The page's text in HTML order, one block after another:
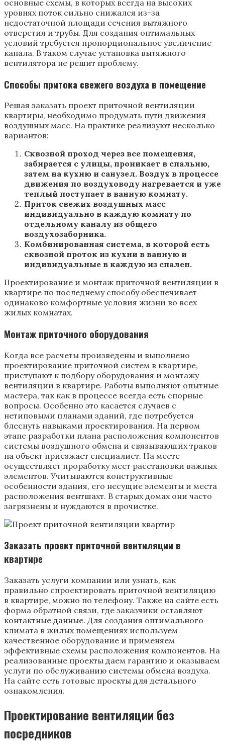
основные схемы, в которых всегда на высоких
уровнях поток сильно снижался из-за
недостаточной площади сечения вытяжного
отверстия и трубы. Для создания оптимальных
условий требуется пропорциональное увеличение
канала. В таком случае установка вытяжного
вентилятора не решит проблему.
Способы притока свежего воздуха в помещение
Решая заказать проект приточной вентиляции
квартиры, необходимо продумать пути движения
воздушных масс. На практике реализуют несколько
вариантов:
Сквозной проход через все помещения,
забирается с улицы, проникает в спальню,
затем на кухню и санузел. Воздух в процессе
движения по воздуховоду нагревается и уже
теплый поступает в ванную комнату.
Приток свежих воздушных масс
индивидуально в каждую комнату по
отдельному каналу из общего
воздухозаборника.
Комбинированная система, в которой есть
сквозной проток из кухни в ванную и
индивидуальные в каждую из спален.
Проектирование и монтаж приточной вентиляции в
квартире по последнему способу обеспечивает
одинаково комфортные условия жизни во всех
жилых комнатах.
Монтаж приточного оборудования
Когда все расчеты произведены и выполнено
проектирование приточной систем в квартире,
приступают к подбору оборудования и монтажу
вентиляции в квартире. Работы выполняют опытные
мастера, так как в процессе всегда есть спорные
вопросы. Особенно это касается случаев с
нетиповыми планами зданий, где потребуется
блеснуть навыками проектирования. На первом
этапе разработки плана расположения компонентов
системы воздушного обмена и связывающих траков
на объект приезжает специалист. На месте
осуществляет проработку мест расстановки важных
элементов. Учитываются конструктивные
особенности здания, его несущие элементы и места
расположения вентшахт. В старых домах они часто
загрязнены и нуждаются в прочистке.
Заказать проект приточной вентиляции в
квартире
Заказать услуги компании или узнать, как
правильно спроектировать приточной вентиляцию
в квартире, можно по телефону. Также на сайте есть
форма обратной связи, где заказчики оставляют
контактные данные. Для создания оптимального
климата в жилых помещениях используем
качественное оборудование и применяем
эффективные схемы расположения компонентов. На
реализованные проекты даем гарантию и оказываем
услуги по обслуживанию системы обмена воздуха.
На сайте есть готовые проекты для детального
ознакомления.
Проектирование вентиляции без
посредников